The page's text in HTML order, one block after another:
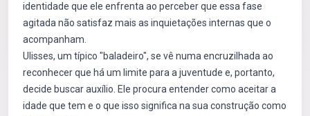
identidade que ele enfrenta ao perceber que essa fase
agitada não satisfaz mais as inquietações internas que o
acompanham.
Ulisses, um típico "baladeiro", se vê numa encruzilhada ao
reconhecer que há um limite para a juventude e, portanto,
decide buscar auxílio. Ele procura entender como aceitar a
idade que tem e o que isso significa na sua construção como